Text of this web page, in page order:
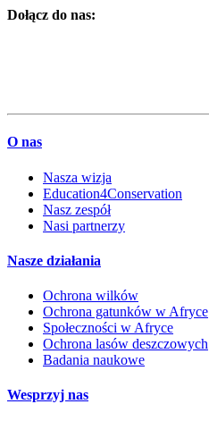
Dołącz do nas:
O nas
Nasza wizja
Education4Conservation
Nasz zespół
Nasi partnerzy
Nasze działania
Ochrona wilków
Ochrona gatunków w Afryce
Społeczności w Afryce
Ochrona lasów deszczowych
Badania naukowe
Wesprzyj nas